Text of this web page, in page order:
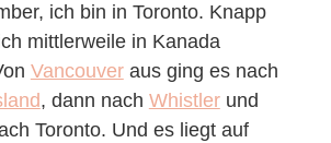
ich bin in Toronto. Knapp
mittlerweile in Kanada
Vancouveraus ging es nach
, dann nach Whistlerund
Toronto. Und es liegt auf